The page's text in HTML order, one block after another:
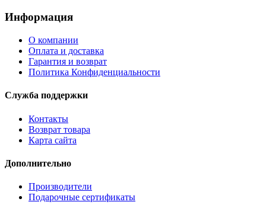
Информация
О компании
Оплата и доставка
Гарантия и возврат
Политика Конфиденциальности
Служба поддержки
Контакты
Возврат товара
Карта сайта
Дополнительно
Производители
Подарочные сертификаты